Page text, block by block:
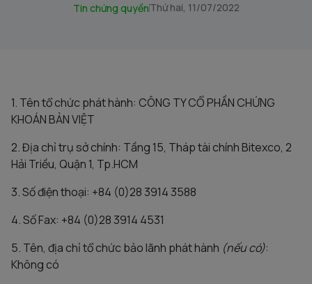
Tin chứng quyềnThứ hai, 11/07/2022
1. Tên tổ chức phát hành: CÔNG TY CỔ PHẦN CHỨNG
KHOÁN BẢN VIỆT
2. Địa chỉ trụ sở chính: Tầng 15, Tháp tài chính Bitexco, 2
Hải Triều, Quận 1, Tp.HCM
3. Số điện thoại: +84 (0)28 3914 3588
4. Số Fax: +84 (0)28 3914 4531
5. Tên, địa chỉ tổ chức bảo lãnh phát hành (nếu có):
Không có